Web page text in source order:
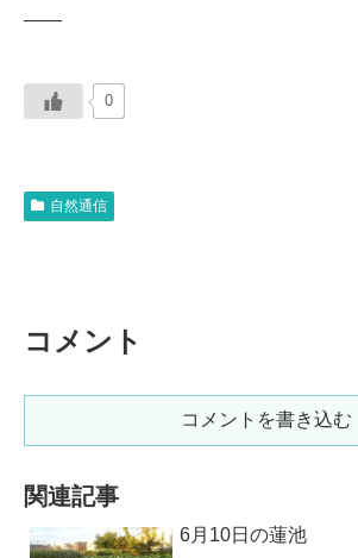
——
0
自然通信
コメント
コメントを書き込む
関連記事
6月10日の蓮池